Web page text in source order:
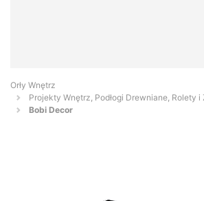
Orły Wnętrz
Projekty Wnętrz, Podłogi Drewniane, Rolety
Bobi Decor